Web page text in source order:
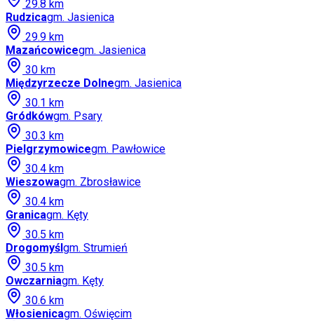
29.8 km
Rudzicagm. Jasienica
29.9 km
Mazańcowicegm. Jasienica
30 km
Międzyrzecze Dolnegm. Jasienica
30.1 km
Gródkówgm. Psary
30.3 km
Pielgrzymowicegm. Pawłowice
30.4 km
Wieszowagm. Zbrosławice
30.4 km
Granicagm. Kęty
30.5 km
Drogomyślgm. Strumień
30.5 km
Owczarniagm. Kęty
30.6 km
Włosienicagm. Oświęcim